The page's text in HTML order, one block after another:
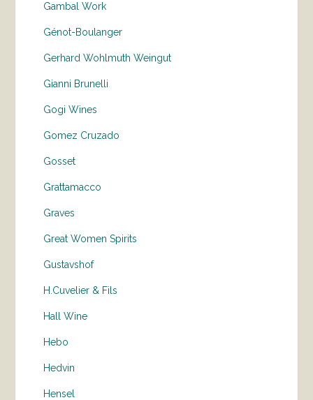
Gambal Work
Génot-Boulanger
Gerhard Wohlmuth Weingut
Gianni Brunelli
Gogi Wines
Gomez Cruzado
Gosset
Grattamacco
Graves
Great Women Spirits
Gustavshof
H.Cuvelier & Fils
Hall Wine
Hebo
Hedvin
Hensel